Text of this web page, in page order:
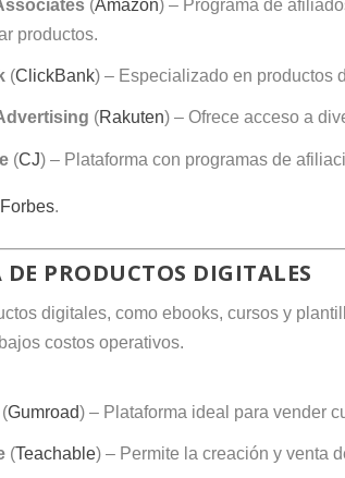
(Amazon) – Programa de
productos.
(ClickBank) – Especializado en productos
(Rakuten) – Ofrece acceso a
(CJ) – Plataforma con programas de
Forbes.
DE PRODUCTOS DIGITALES
digitales, como ebooks, cursos y
costos operativos.
(Gumroad) – Plataforma ideal para vender
(Teachable) – Permite la creación y venta